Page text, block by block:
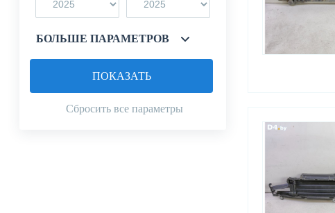
БОЛЬШЕ ПАРАМЕТРОВ
Сбросить все параметры
ПОКАЗАТЬ